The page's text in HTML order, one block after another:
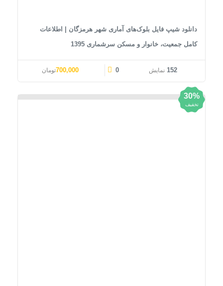
دانلود شیپ فایل بلوک‌های آماری شهر هرمزگان | اطلاعات
کامل جمعیت، خانوار و مسکن سرشماری 1395
152 نمایش 0 قیمت اصلی: 1,000,000تومان بود.
700,000تومان
30%
تخفیف